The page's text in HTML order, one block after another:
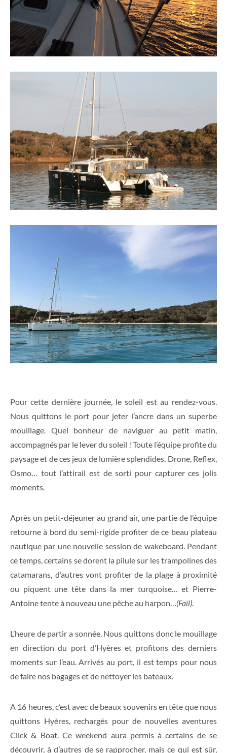
Pour cette dernière journée, le soleil est au rendez-vous.
Nous quittons le port pour jeter l’ancre dans un superbe
mouillage. Quel bonheur de naviguer au petit matin,
accompagnés par le lever du soleil ! Toute l’équipe profite du
paysage et de ces jeux de lumière splendides. Drone, Reflex,
Osmo… tout l’attirail est de sorti pour capturer ces jolis
moments.
Après un petit-déjeuner au grand air, une partie de l’équipe
retourne à bord du semi-rigide profiter de ce beau plateau
nautique par une nouvelle session de wakeboard. Pendant
ce temps, certains se dorent la pilule sur les trampolines des
catamarans, d’autres vont profiter de la plage à proximité
ou piquent une tête dans la mer turquoise… et Pierre-
Antoine tente à nouveau une pêche au harpon… (Fail)
L’heure de partir a sonnée. Nous quittons donc le mouillage
en direction du port d’Hyères et profitons des derniers
moments sur l’eau. Arrivés au port, il est temps pour nous
de faire nos bagages et de nettoyer les bateaux.
A 16 heures, c’est avec de beaux souvenirs en tête que nous
quittons Hyères, rechargés pour de nouvelles aventures
Click & Boat. Ce weekend aura permis à certains de se
découvrir, à d’autres de se rapprocher, mais ce qui est sûr,